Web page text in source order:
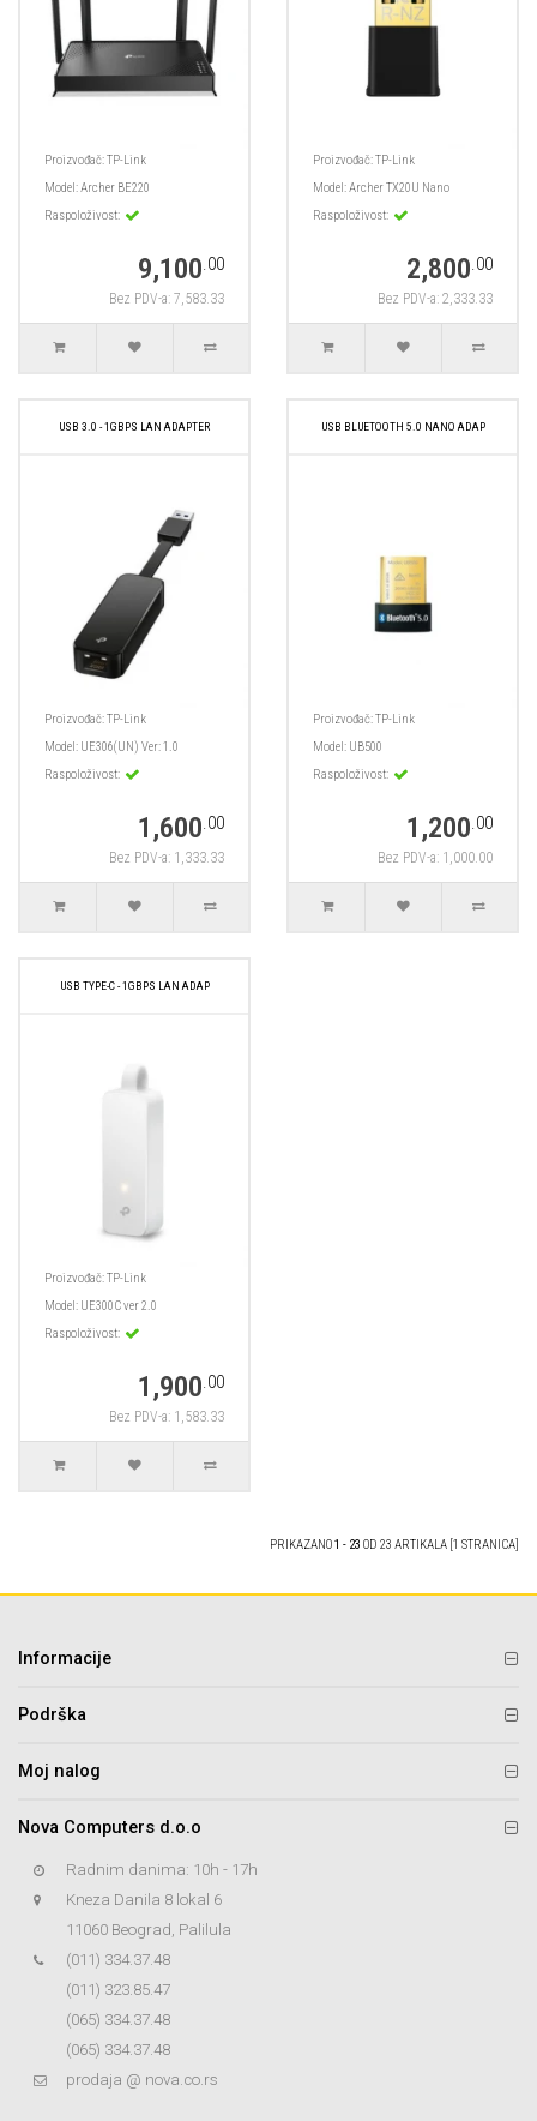
Proizvođač:TP-Link
Model:Archer BE220
Raspoloživost:
9,100.00
Bez PDV-a: 7,583.33
Proizvođač:TP-Link
Model:Archer TX20U Nano
Raspoloživost:
2,800.00
Bez PDV-a: 2,333.33
USB 3.0 - 1GBPS LAN ADAPTER
Proizvođač:TP-Link
Model: UE306(UN) Ver: 1.0
Raspoloživost:
1,600.00
Bez PDV-a: 1,333.33
USB BLUETOOTH 5.0 NANO ADAP
Proizvođač:TP-Link
Model: UB500
Raspoloživost:
1,200.00
Bez PDV-a: 1,000.00
USB TYPE-C - 1GBPS LAN ADAP
Proizvođač:TP-Link
Model: UE300C ver 2.0
Raspoloživost:
1,900.00
Bez PDV-a: 1,583.33
PRIKAZANO1 - 23 OD 23 ARTIKALA [1 STRANICA]
Informacije
Podrška
Moj nalog
Nova Computers d.o.o
Radnim danima: 10h - 17h
Kneza Danila 8 lokal 6
11060 Beograd, Palilula
(011) 334.37.48
(011) 323.85.47
(065) 334.37.48
(065) 334.37.48
prodaja @ nova.co.rs